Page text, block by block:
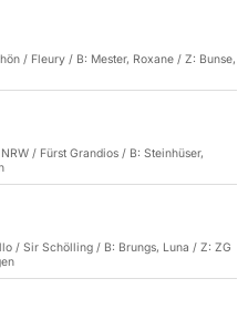
/ Fleury / B: Mester, Roxane / Z: Bunse,
/ Fürst Grandios / B: Steinhüser,
/ Sir Schölling / B: Brungs, Luna / Z: ZG